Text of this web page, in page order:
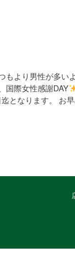
もより男性が多
国際女性感謝DAY
となります。 お